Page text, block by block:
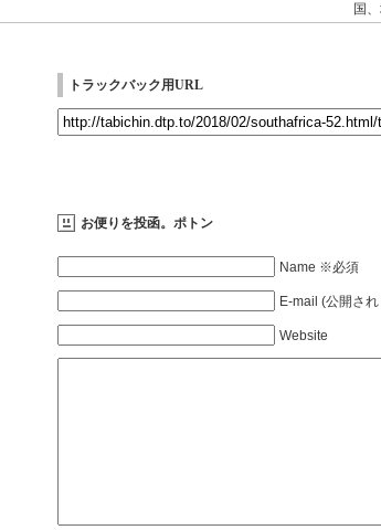
国
トラックバック用URL
お便りを投函。ポトン
Name ※必須
E-mail (公開さ
Website